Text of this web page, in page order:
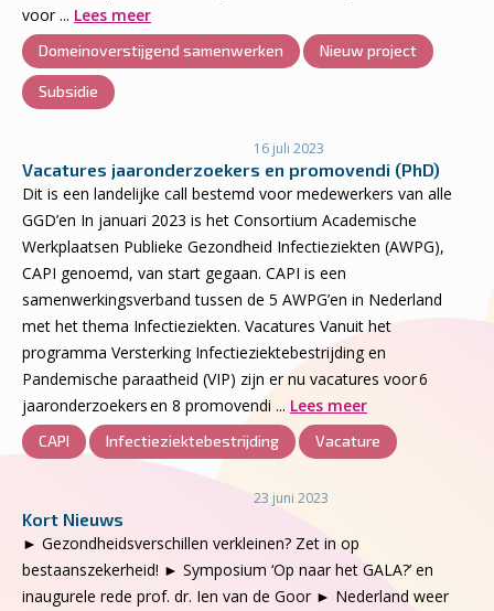
voor ... Lees meer
Domeinoverstijgend samenwerken Nieuw project
Subsidie
16 juli 2023
Vacatures jaaronderzoekers en promovendi (PhD)
Dit is een landelijke call bestemd voor medewerkers van alle
GGD’en In januari 2023 is het Consortium Academische
Werkplaatsen Publieke Gezondheid Infectieziekten (AWPG),
CAPI genoemd, van start gegaan. CAPI is een
samenwerkingsverband tussen de 5 AWPG’en in Nederland
met het thema Infectieziekten. Vacatures Vanuit het
programma Versterking Infectieziektebestrijding en
Pandemische paraatheid (VIP) zijn er nu vacatures voor 6
jaaronderzoekers en 8 promovendi ... Lees meer
CAPI Infectieziektebestrijding Vacature
23 juni 2023
Kort Nieuws
► Gezondheidsverschillen verkleinen? Zet in op
bestaanszekerheid! ► Symposium ‘Op naar het GALA?’ en
inaugurele rede prof. dr. Ien van de Goor ► Nederland weer